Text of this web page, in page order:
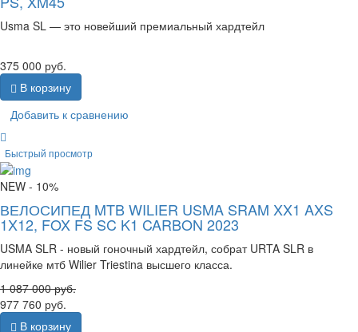
Usma SL — это новейший премиальный хардтейл
375 000 руб.
В корзину
Добавить к сравнению
Быстрый просмотр
NEW - 10%
ВЕЛОСИПЕД MTB WILIER USMA SRAM XX1 AXS
1X12, FOX FS SC K1 CARBON 2023
USMA SLR - новый гоночный хардтейл, собрат URTA SLR в
линейке мтб Wilier Triestina высшего класса.
1 087 000руб.
977 760 руб.
В корзину